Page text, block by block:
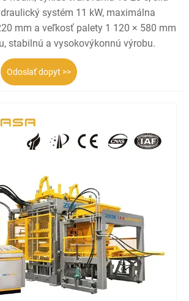
systém 11 kW, maximálna
mm a veľkosť palety 1 120 × 580 mm
stabilnú a vysokovýkonnú výrobu.
Odoslať dopyt >>